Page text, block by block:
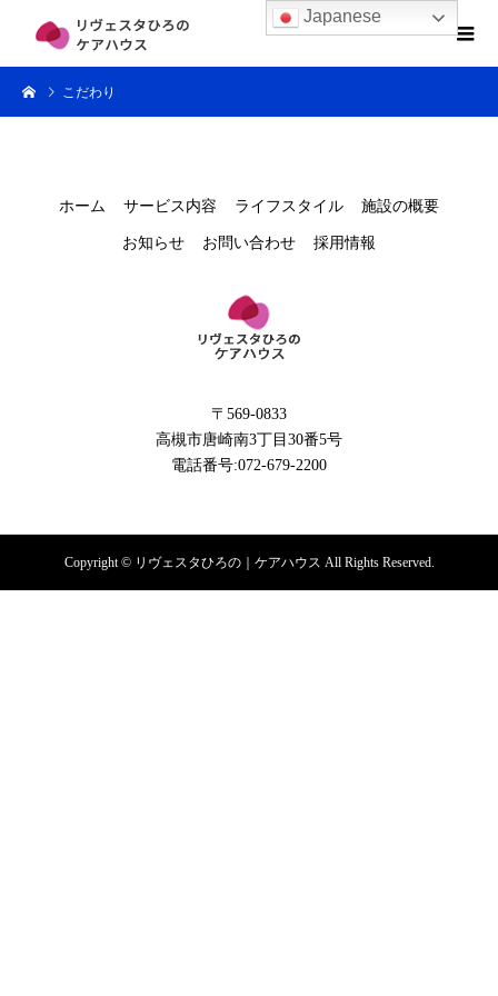
こだわり
ホーム サービス内容 ライフスタイル 施設の概要
お知らせ お問い合わせ 採用情報
〒569-0833
高槻市唐崎南3丁目30番5号
電話番号:072-679-2200
Copyright © リヴェスタひろの｜ケアハウス All Rights Reserved.
Japanese